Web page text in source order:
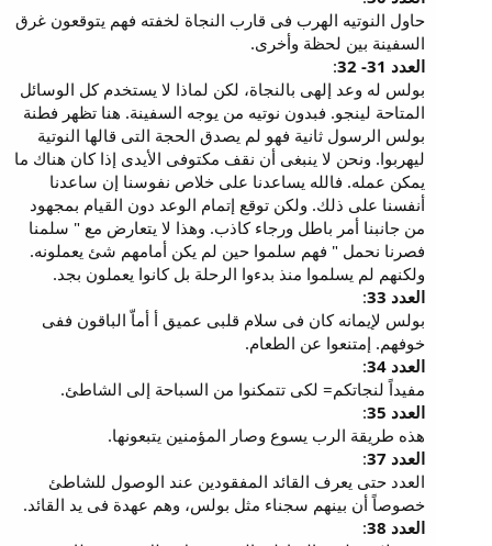
حاول النوتيه الهرب فى قارب النجاة لخفته فهم يتوقعون غرق
السفينة بين لحظة وأخرى.
العدد 31- 32
:
بولس له وعد إلهى بالنجاة، لكن لماذا لا يستخدم كل الوسائل
المتاحة لينجو. فبدون نوتيه من يوجه السفينة. هنا تظهر فطنة
بولس الرسول ثانية فهو لم يصدق الحجة التى قالها النوتية
ليهربوا. ونحن لا ينبغى أن نقف مكتوفى الأيدى إذا كان هناك ما
يمكن عمله. فالله يساعدنا على خلاص نفوسنا إن ساعدنا
أنفسنا على ذلك. ولكن توقع إتمام الوعد دون القيام بمجهود
من جانبنا أمر باطل ورجاء كاذب. وهذا لا يتعارض مع " سلمنا
فصرنا نحمل " فهم سلموا حين لم يكن أمامهم شئ يعملونه.
ولكنهم لم يسلموا منذ بدءوا الرحلة بل كانوا يعملون بجد.
العدد 33
:
بولس لإيمانه كان فى سلام قلبى عميق أ أماّ الباقون ففى
خوفهم. إمتنعوا عن الطعام.
العدد 34
:
مفيداً لنجاتكم= لكى تتمكنوا من السباحة إلى الشاطئ.
العدد 35
:
هذه طريقة الرب يسوع وصار المؤمنين يتبعونها.
العدد 37
:
العدد حتى يعرف القائد المفقودين عند الوصول للشاطئ
خصوصاً أن بينهم سجناء مثل بولس، وهم عهدة فى يد القائد.
العدد 38
: